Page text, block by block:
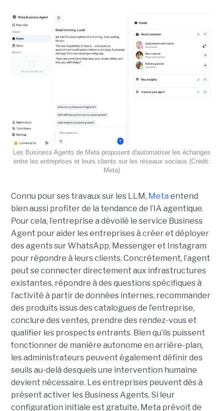
Les Business Agents de Meta proposent d'automatiser les échanges
entre les entreprises et leurs clients sur les réseaux sociaux.(Crédit:
Meta)
Connu pour ses travaux sur les LLM, Meta entend
bien aussi profiter de la tendance de l’IA agentique.
Pour cela, l’entreprise a dévoilé le service Business
Agent pour aider les entreprises à créer et déployer
des agents sur WhatsApp, Messenger et Instagram
pour répondre à leurs clients. Concrètement, l’agent
peut se connecter directement aux infrastructures
existantes, répondre à des questions spécifiques à
l’activité à partir de données internes, recommander
des produits issus des catalogues de l’entreprise,
conclure des ventes, prendre des rendez-vous et
qualifier les prospects entrants. Bien qu’ils puissent
fonctionner de manière autonome en arrière-plan,
les administrateurs peuvent également définir des
seuils au-delà desquels une intervention humaine
devient nécessaire. Les entreprises peuvent dès à
présent activer les Business Agents. Si leur
configuration initiale est gratuite, Meta prévoit de